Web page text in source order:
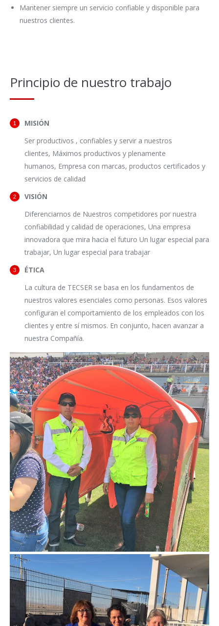
Mantener siempre un servicio confiable y disponible para
nuestros clientes.
Principio de nuestro trabajo
MISIÓN
Ser productivos , confiables y servir a nuestros
clientes, Máximos productivos y plenamente
humanos, Empresa con marcas, productos certificados y
servicios de calidad
VISIÓN
Diferenciarnos de Nuestros competidores por nuestra
confiabilidad y calidad de operaciones, Una empresa
innovadora que mira hacia el futuro Un lugar especial para
trabajar, Un lugar especial para trabajar
ÉTICA
La cultura de TECSER se basa en los fundamentos de
nuestros valores esenciales como personas. Esos valores
configuran el comportamiento de los empleados con los
clientes y entre sí mismos. En conjunto, hacen avanzar a
nuestra Compañía.